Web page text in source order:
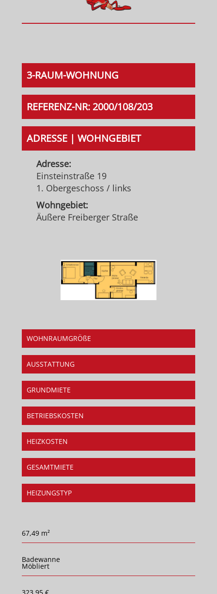
3-RAUM-WOHNUNG
REFERENZ-NR: 2000/108/203
ADRESSE | WOHNGEBIET
Adresse:
Einsteinstraße 19
1. Obergeschoss / links
Wohngebiet:
Äußere Freiberger Straße
WOHNRAUMGRÖßE
AUSSTATTUNG
GRUNDMIETE
BETRIEBSKOSTEN
HEIZKOSTEN
GESAMTMIETE
HEIZUNGSTYP
67,49 m²
Badewanne
Möbliert